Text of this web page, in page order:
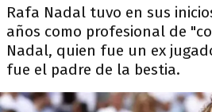
Rafa Nadal tuvo en sus
años como profesional de
Nadal, quien fue un ex
fue el padre de la bestia.